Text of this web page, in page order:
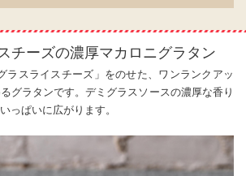
チーズの濃厚マカロニグラタン
ラスライスチーズ」をのせた、ワンランクアッ
グラタンです。デミグラスソースの濃厚な香り
っぱいに広がります。